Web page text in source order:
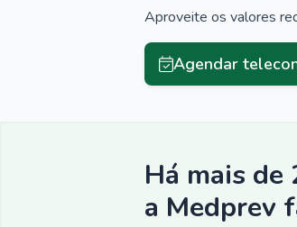
Aproveite os valores
Agendar
Há mais de
a Medprev